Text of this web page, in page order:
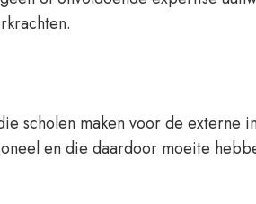
scholen maken voor de
en die daardoor moeite